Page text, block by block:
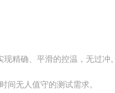
精确、平滑的控温，无过冲。
间无人值守的测试需求。